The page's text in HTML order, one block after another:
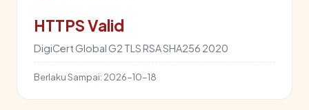
HTTPS Valid
DigiCert Global G2 TLS RSA SHA256 2020
Berlaku Sampai: 2026-10-18